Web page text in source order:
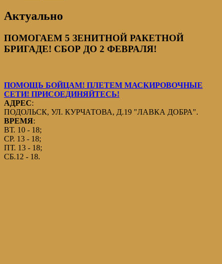
Актуально
ПОМОГАЕМ 5 ЗЕНИТНОЙ РАКЕТНОЙ
БРИГАДЕ! СБОР ДО 2 ФЕВРАЛЯ!
ПОМОЩЬ БОЙЦАМ! ПЛЕТЕМ МАСКИРОВОЧНЫЕ
СЕТИ! ПРИСОЕДИНЯЙТЕСЬ!
АДРЕС:
ПОДОЛЬСК, УЛ. КУРЧАТОВА, Д.19 "ЛАВКА ДОБРА".
ВРЕМЯ:
ВТ. 10 - 18;
СР. 13 - 18;
ПТ. 13 - 18;
СБ.12 - 18.